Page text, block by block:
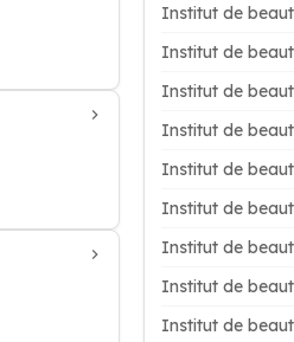
Institut de
Institut de
Institut de
Institut de
Institut de
Institut de
Institut de
Institut de
Institut de